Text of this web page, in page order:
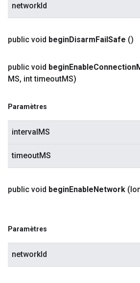
networkId
public void beginDisarmFailSafe ()
public void beginEnableConnection
MS, int timeoutMS)
Paramètres
intervalMS
timeoutMS
public void beginEnableNetwork
Paramètres
networkId